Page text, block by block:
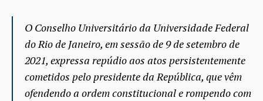
O Conselho Universitário da Universidade Federal
do Rio de Janeiro, em sessão de 9 de setembro de
2021, expressa repúdio aos atos persistentemente
cometidos pelo presidente da República, que vêm
ofendendo a ordem constitucional e rompendo com